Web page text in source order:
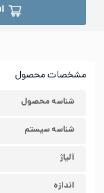
مشخصات محصول
شناسه محصول
شناسه سیستم
آلیاژ
اندازه